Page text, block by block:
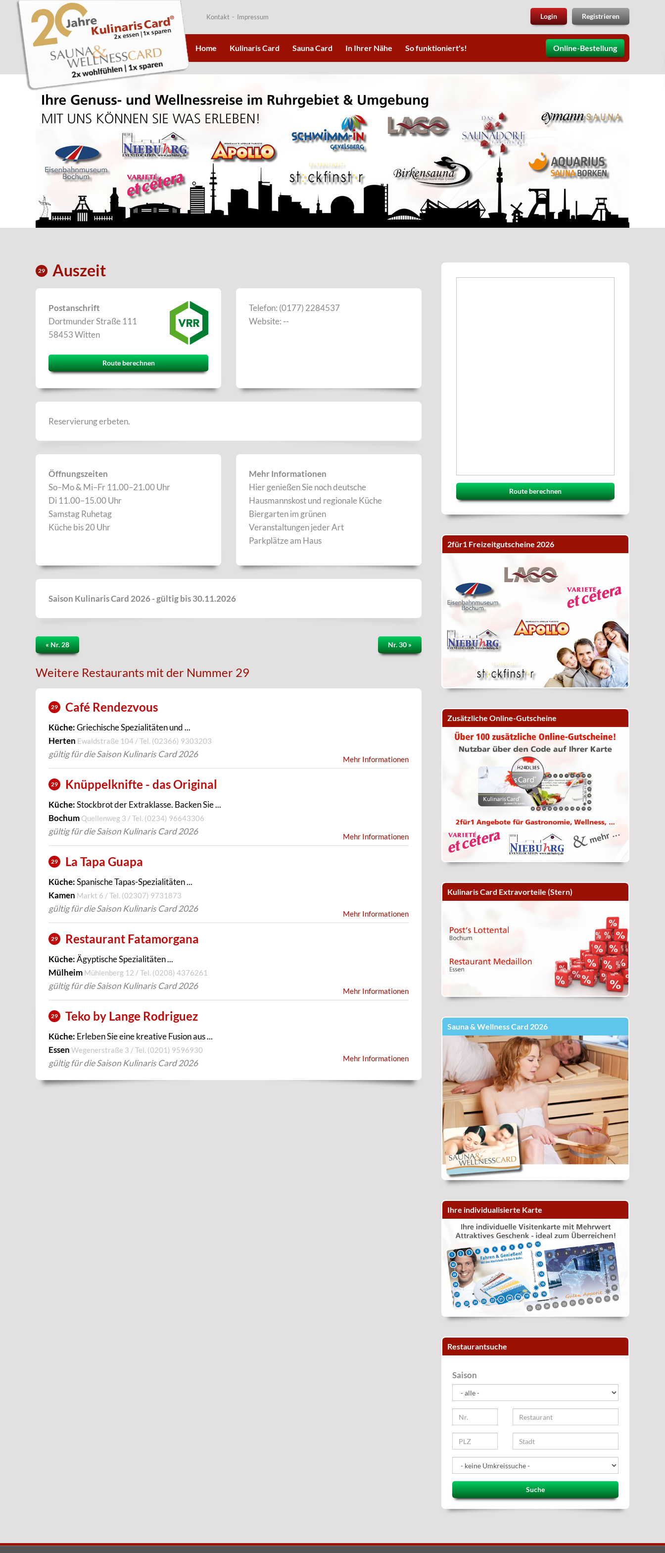
Login Registrieren
Kontakt Impressum
Online-Bestellung
Home Kulinaris Card Sauna Card In Ihrer Nähe So funktioniert's!
29 Auszeit
Postanschrift
Dortmunder Straße 111
58453 Witten
Route berechnen
Telefon: (0177) 2284537
Website: --
Reservierung erbeten.
Öffnungszeiten
So–Mo & Mi–Fr 11.00–21.00 Uhr
Di 11.00–15.00 Uhr
Samstag Ruhetag
Küche bis 20 Uhr
Mehr Informationen
Hier genießen Sie noch deutsche
Hausmannskost und regionale Küche
Biergarten im grünen
Veranstaltungen jeder Art
Parkplätze am Haus
Saison Kulinaris Card 2026 - gültig bis 30.11.2026
« Nr. 28 Nr. 30 »
Weitere Restaurants mit der Nummer 29
29 Café Rendezvous
Küche:Griechische Spezialitäten und ...
Herten Ewaldstraße 104 / Tel. (02366) 9303203
gültig für die Saison Kulinaris Card 2026
Mehr Informationen
29 Knüppelknifte - das Original
Küche:Stockbrot der Extraklasse. Backen Sie ...
Bochum Quellenweg 3 / Tel. (0234) 96643306
gültig für die Saison Kulinaris Card 2026
Mehr Informationen
29 La Tapa Guapa
Küche:Spanische Tapas-Spezialitäten ...
Kamen Markt 6 / Tel. (02307) 9731873
gültig für die Saison Kulinaris Card 2026
Mehr Informationen
29 Restaurant Fatamorgana
Küche:Ägyptische Spezialitäten ...
Mülheim Mühlenberg 12 / Tel. (0208) 4376261
gültig für die Saison Kulinaris Card 2026
Mehr Informationen
29 Teko by Lange Rodriguez
Küche: Erleben Sie eine kreative Fusion aus ...
Essen Wegenerstraße 3 / Tel. (0201) 9596930
gültig für die Saison Kulinaris Card 2026 Mehr Informationen
Route berechnen
2für1 Freizeitgutscheine 2026
Zusätzliche Online-Gutscheine
Kulinaris Card Extravorteile (Stern)
Sauna & Wellness Card 2026
Ihre individualisierte Karte
Restaurantsuche
Saison
Suche